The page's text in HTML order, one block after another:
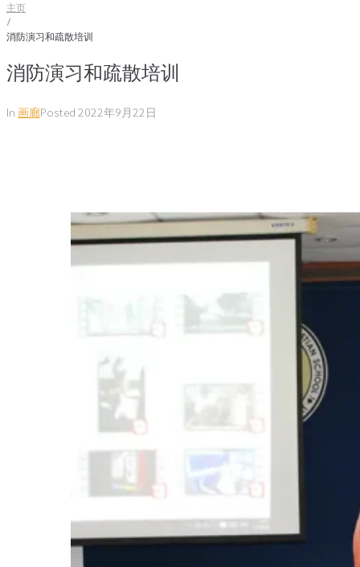
主页
/
消防演习和疏散培训
消防演习和疏散培训
In 画廊Posted 2022年9月22日